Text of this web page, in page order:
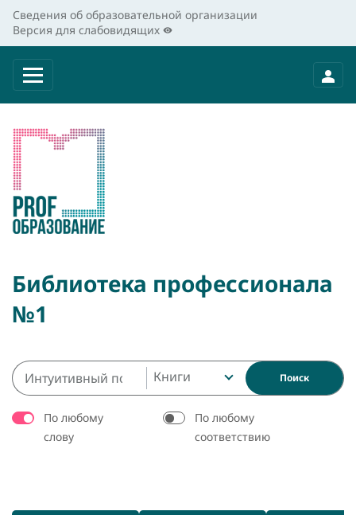
Сведения об образовательной организации
Версия для слабовидящих
Библиотека профессионала
№1
Книги Поиск
По любому
слову
По любому
соответствию